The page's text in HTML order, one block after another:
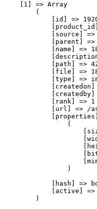
    [1] => Array
        (
[id] =>
[source] =>
[parent] =>
[name] =>
[path] =>
[file] =>
[type] =>
[createdby]
            [rank] => 1
[url] => /
                (
                )
[hash] =>
[active] =>
        )